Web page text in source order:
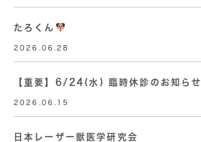
たろくん
2026.06.28
【重要】6/24(水) 臨時休診のお知らせ
2026.06.15
日本レーザー獣医学研究会